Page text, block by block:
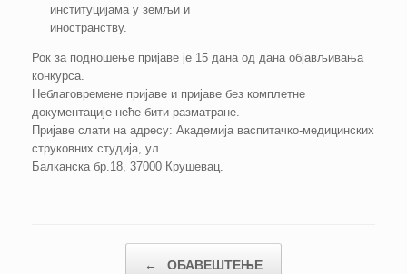
институцијама у земљи и
иностранству.
Рок за подношење пријаве је 15 дана од дана објављивања
конкурса.
Неблаговремене пријаве и пријаве без комплетне
документације неће бити разматране.
Пријаве слати на адресу: Академија васпитачко-медицинских
струковних студија, ул.
Балканска бр.18, 37000 Крушевац.
← ОБАВЕШТЕЊЕ